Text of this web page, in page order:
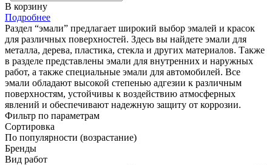
В корзину
Подробнее
Раздел “эмали” предлагает широкий выбор эмалей и красок
для различных поверхностей. Здесь вы найдете эмали для
металла, дерева, пластика, стекла и других материалов. Также
в разделе представлены эмали для внутренних и наружных
работ, а также специальные эмали для автомобилей. Все
эмали обладают высокой степенью адгезии к различным
поверхностям, устойчивы к воздействию атмосферных
явлений и обеспечивают надежную защиту от коррозии.
Фильтр по параметрам
Сортировка
По популярности (возрастание)
Бренды
Вид работ